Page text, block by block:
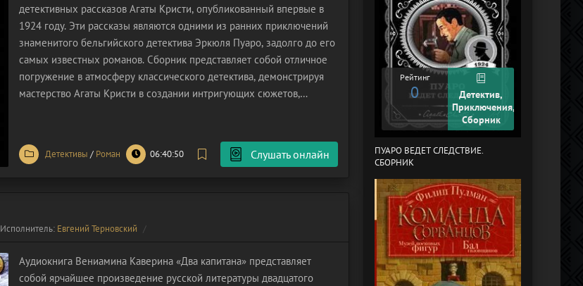
детективных рассказов Агаты Кристи, опубликованный впервые в
1924 году. Эти рассказы являются одними из ранних приключений
знаменитого бельгийского детектива Эркюля Пуаро, задолго до его
самых известных романов. Сборник представляет собой отличное
погружение в атмосферу классического детектива, демонстрируя
мастерство Агаты Кристи в создании интригующих сюжетов,
Детективы / Роман 06:40:50 Слушать онлайн
Исполнитель: Евгений Терновский
Аудиокнига Вениамина Каверина «Два капитана» представляет
собой ярчайшее произведение русской литературы двадцатого
Рейтинг
0
Детектив,
Приключения,
Сборник
ПУАРО ВЕДЕТ СЛЕДСТВИЕ.
СБОРНИК